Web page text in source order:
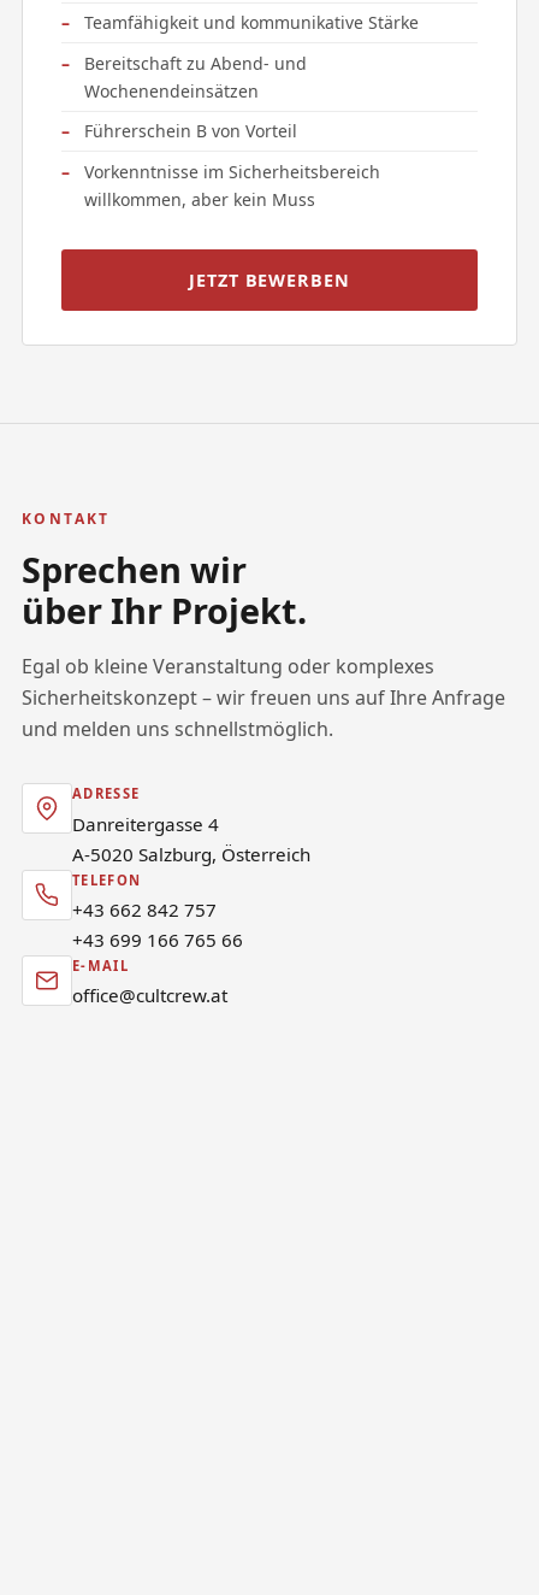
Teamfähigkeit und kommunikative Stärke
Bereitschaft zu Abend- und
Wochenendeinsätzen
Führerschein B von Vorteil
Vorkenntnisse im Sicherheitsbereich
willkommen, aber kein Muss
JETZT BEWERBEN
KONTAKT
Sprechen wir
über Ihr Projekt.
Egal ob kleine Veranstaltung oder komplexes
Sicherheitskonzept – wir freuen uns auf Ihre Anfrage
und melden uns schnellstmöglich.
ADRESSE
Danreitergasse 4
A-5020 Salzburg, Österreich
TELEFON
+43 662 842 757
+43 699 166 765 66
E-MAIL
office@cultcrew.at